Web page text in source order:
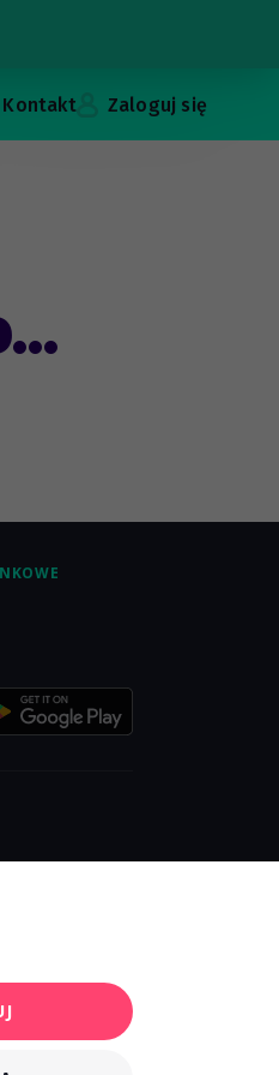
Kontakt Zaloguj się